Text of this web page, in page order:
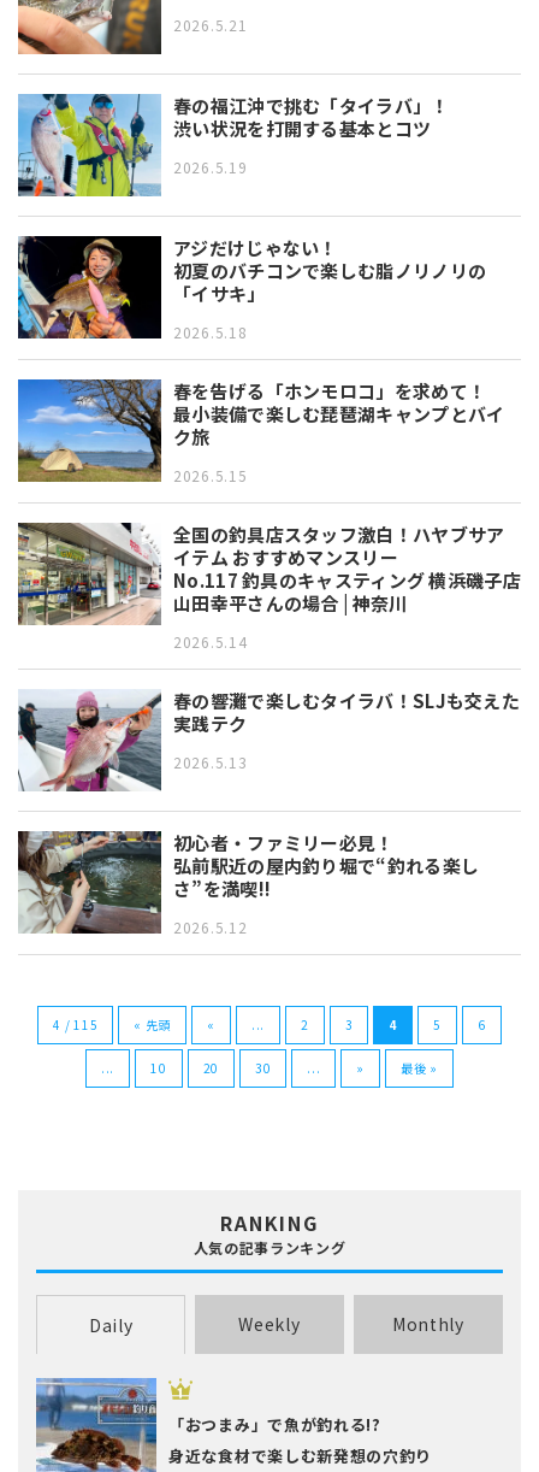
2026.5.21
春の福江沖で挑む「タイラバ」！
渋い状況を打開する基本とコツ
2026.5.19
アジだけじゃない！
初夏のバチコンで楽しむ脂ノリノリの
「イサキ」
2026.5.18
春を告げる「ホンモロコ」を求めて！
最小装備で楽しむ琵琶湖キャンプとバイ
ク旅
2026.5.15
全国の釣具店スタッフ激白！ハヤブサア
イテム おすすめマンスリー
No.117 釣具のキャスティング 横浜磯子店
山田幸平さんの場合 | 神奈川
2026.5.14
春の響灘で楽しむタイラバ！SLJも交えた
実践テク
2026.5.13
初心者・ファミリー必見！
弘前駅近の屋内釣り堀で“釣れる楽し
さ”を満喫!!
2026.5.12
4 / 115 « 先頭 « ... 2 3 4 5 6
... 10 20 30 ... » 最後 »
RANKING
人気の記事ランキング
Daily Weekly Monthly
「おつまみ」で魚が釣れる!?
身近な食材で楽しむ新発想の穴釣り